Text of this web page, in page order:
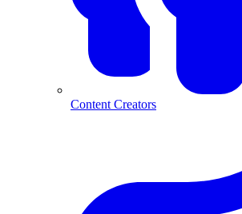
Content Creators